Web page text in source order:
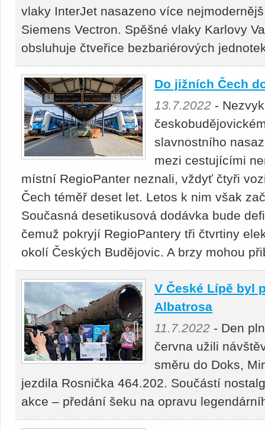
vlaky InterJet nasazeno více
Siemens Vec­tron. Spěšné vlaky Karlovy
obsluhuje čtveřice bezbariérových
Do jižních Čech
13.7.2022 -
slavnostního
mezi cestujícími
místní RegioPanter neznali, vždyť čtyři
Čech téměř deset let. Letos k nim však
Současná desetikusová dodávka bude
čemuž pokryjí RegioPantery tři čtvrtiny
okolí Českých Budějovic. A brzy mohou
V České Lípě byl
Albatrosa
11.7.2022 - Den
června užili
směru do Doks,
jezdila Rosnička 464.202. Součástí
akce – předání šeku na opravu